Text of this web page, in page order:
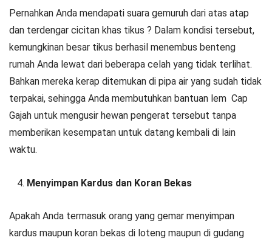
Pernahkan Anda mendapati suara gemuruh dari atas atap
dan terdengar cicitan khas tikus ? Dalam kondisi tersebut,
kemungkinan besar tikus berhasil menembus benteng
rumah Anda lewat dari beberapa celah yang tidak terlihat.
Bahkan mereka kerap ditemukan di pipa air yang sudah tidak
terpakai, sehingga Anda membutuhkan bantuan lem Cap
Gajah untuk mengusir hewan pengerat tersebut tanpa
memberikan kesempatan untuk datang kembali di lain
waktu.
Menyimpan Kardus dan Koran Bekas
Apakah Anda termasuk orang yang gemar menyimpan
kardus maupun koran bekas di loteng maupun di gudang